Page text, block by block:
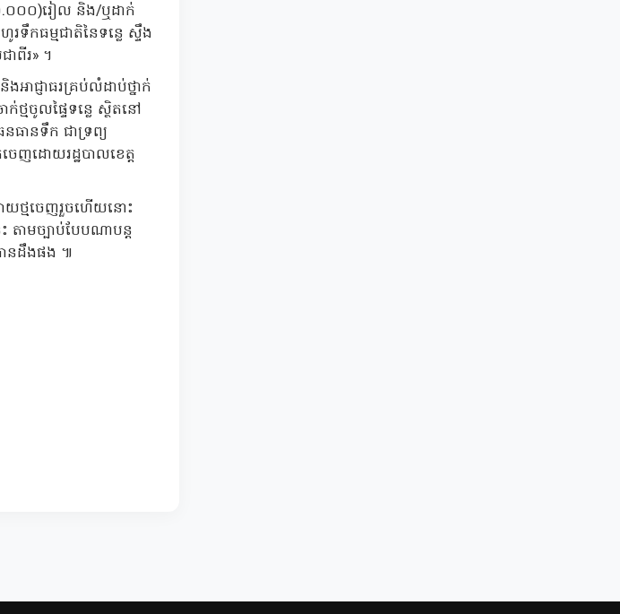
.០០០)រៀល និង/ឬដាក់
ទឹកធម្មជាតិនៃទន្លេ ស្ទឹង
ាពីរ» ។
ជ្ញាធរគ្រប់លំដាប់ថ្នាក់
ថ្មចូលផ្ទៃទន្លេ ស្ថិតនៅ
ធានទឹក ជាទ្រព្យ
េញដោយរដ្ឋបាលខេត្ត
យថ្មចេញរួចហើយនោះ
តាមច្បាប់បែបណាបន្ត
ានដឹងផង ៕